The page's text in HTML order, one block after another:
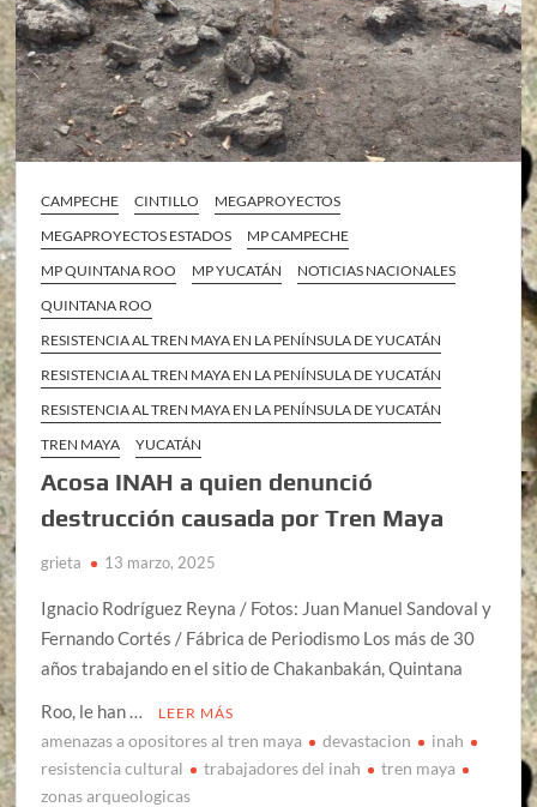
CAMPECHE CINTILLO
MEGAPROYECTOS
MEGAPROYECTOS ESTADOS
MP CAMPECHE
MP QUINTANA ROO
MP YUCATÁN
NOTICIAS NACIONALES
QUINTANA ROO
RESISTENCIA AL TREN MAYA EN LA PENÍNSULA DE YUCATÁN
RESISTENCIA AL TREN MAYA EN LA PENÍNSULA DE YUCATÁN
RESISTENCIA AL TREN MAYA EN LA PENÍNSULA DE YUCATÁN
TREN MAYA
YUCATÁN
Acosa INAH a quien denunció
destrucción causada por Tren Maya
grieta 13 marzo, 2025
Ignacio Rodríguez Reyna / Fotos: Juan Manuel Sandoval y
Fernando Cortés / Fábrica de Periodismo Los más de 30
años trabajando en el sitio de Chakanbakán, Quintana
Roo, le han …
LEER MÁS
amenazas a opositores al tren maya devastacion
inah
resistencia cultural
trabajadores del inah
tren maya
zonas arqueologicas